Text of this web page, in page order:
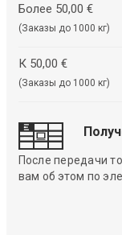
Более 50,00 €
(Заказы до 1000 кг)
К 50,00 €
(Заказы до 1000 кг)
После передачи
вам об этом по